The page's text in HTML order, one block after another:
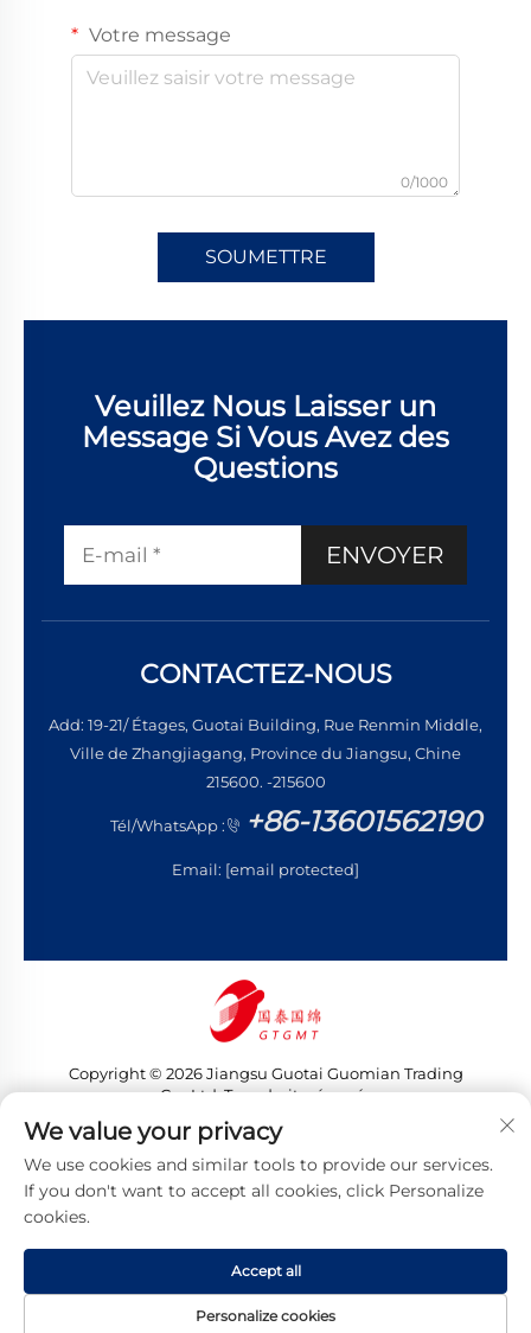
Votre message
0/1000
SOUMETTRE
Veuillez Nous Laisser un
Message Si Vous Avez des
Questions
ENVOYER
CONTACTEZ-NOUS
Add: 19-21/ Étages, Guotai Building, Rue Renmin Middle,
Ville de Zhangjiagang, Province du Jiangsu, Chine
215600. -215600
Tél/WhatsApp : +86-13601562190
Email: [email protected]
Copyright © 2026 Jiangsu Guotai Guomian Trading
Co., Ltd. Tous droits réservés
Politique de confidentialité
We value your privacy
We use cookies and similar tools to provide our services.
If you don't want to accept all cookies, click Personalize
cookies.
Personalize cookies
Accept all